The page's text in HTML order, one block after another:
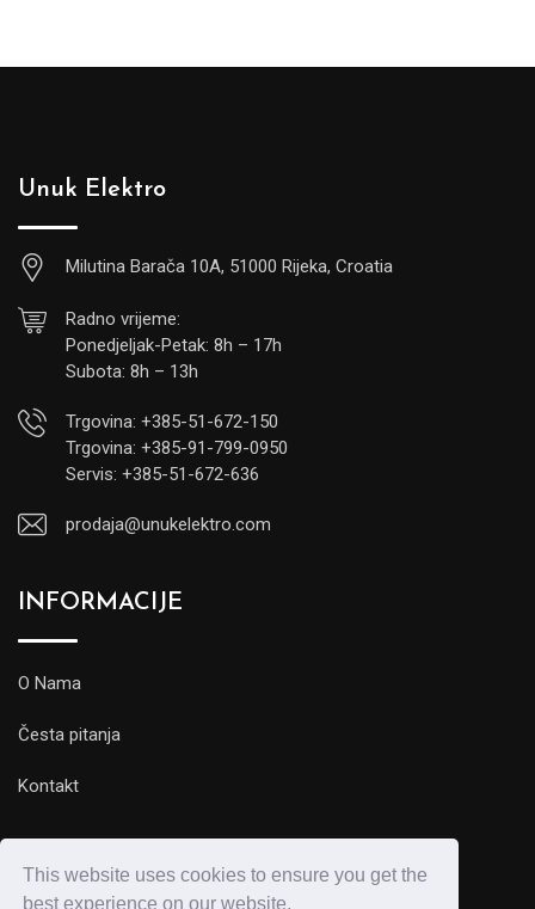
This website uses cookies to ensure you get the
best experience on our website.
Unuk Elektro
Milutina Barača 10A, 51000 Rijeka, Croatia
Radno vrijeme:
Ponedjeljak-Petak: 8h – 17h
Subota: 8h – 13h
Trgovina: +385-51-672-150
Trgovina: +385-91-799-0950
Servis: +385-51-672-636
prodaja@unukelektro.com
INFORMACIJE
O Nama
Česta pitanja
Kontakt